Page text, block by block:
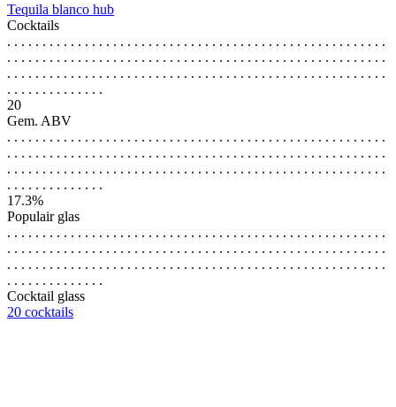
Tequila blanco hub
Cocktails
. . . . . . . . . . . . . . . . . . . . . . . . . . . . . . . . . . . . . . . . . . . . . . . . . . . . . .
. . . . . . . . . . . . . . . . . . . . . . . . . . . . . . . . . . . . . . . . . . . . . . . . . . . . . .
. . . . . . . . . . . . . . . . . . . . . . . . . . . . . . . . . . . . . . . . . . . . . . . . . . . . . .
. . . . . . . . . . . . . .
20
Gem. ABV
. . . . . . . . . . . . . . . . . . . . . . . . . . . . . . . . . . . . . . . . . . . . . . . . . . . . . .
. . . . . . . . . . . . . . . . . . . . . . . . . . . . . . . . . . . . . . . . . . . . . . . . . . . . . .
. . . . . . . . . . . . . . . . . . . . . . . . . . . . . . . . . . . . . . . . . . . . . . . . . . . . . .
. . . . . . . . . . . . . .
17.3%
Populair glas
. . . . . . . . . . . . . . . . . . . . . . . . . . . . . . . . . . . . . . . . . . . . . . . . . . . . . .
. . . . . . . . . . . . . . . . . . . . . . . . . . . . . . . . . . . . . . . . . . . . . . . . . . . . . .
. . . . . . . . . . . . . . . . . . . . . . . . . . . . . . . . . . . . . . . . . . . . . . . . . . . . . .
. . . . . . . . . . . . . .
Cocktail glass
20 cocktails